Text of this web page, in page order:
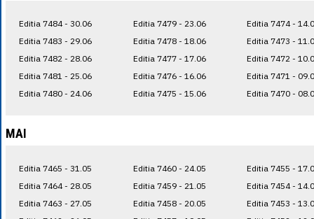
Editia 7484 - 30.06
Editia 7483 - 29.06
Editia 7482 - 28.06
Editia 7481 - 25.06
Editia 7480 - 24.06
Editia 7479 - 23.06
Editia 7478 - 18.06
Editia 7477 - 17.06
Editia 7476 - 16.06
Editia 7475 - 15.06
Editia 7474 -
Editia 7473 -
Editia 7472 -
Editia 7471 -
Editia 7470 -
MAI
Editia 7465 - 31.05
Editia 7464 - 28.05
Editia 7463 - 27.05
Editia 7460 - 24.05
Editia 7459 - 21.05
Editia 7458 - 20.05
Editia 7455 -
Editia 7454 -
Editia 7453 -